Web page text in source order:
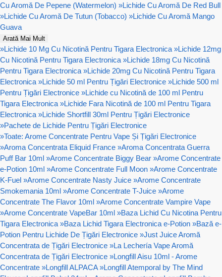
Cu Aromă De Pepene (Watermelon) »Lichide Cu Aromă De Red Bull
»Lichide Cu Aromă De Tutun (Tobacco) »Lichide Cu Aromă Mango
Guava
Arată Mai Mult
»Lichide 10 Mg Cu Nicotină Pentru Tigara Electronica »Lichide 12mg
Cu Nicotină Pentru Tigara Electronica »Lichide 18mg Cu Nicotină
Pentru Tigara Electronica »Lichide 20mg Cu Nicotină Pentru Tigara
Electronica »Lichide 50 ml Pentru Țigări Electronice »Lichide 500 ml
Pentru Țigări Electronice »Lichide cu Nicotină de 100 ml Pentru
Tigara Electronica »Lichide Fara Nicotină de 100 ml Pentru Tigara
Electronica »Lichide Shortfill 30ml Pentru Țigări Electronice
»Pachete de Lichide Pentru Țigări Electronice
»Toate: Arome Concentrate Pentru Vape Și Țigări Electronice
»Aroma Concentrata Eliquid France »Aroma Concentrata Guerra
Puff Bar 10ml »Arome Concentrate Biggy Bear »Arome Concentrate
e-Potion 10ml »Arome Concentrate Full Moon »Arome Concentrate
K-Fuel »Arome Concentrate Nasty Juice »Arome Concentrate
Smokemania 10ml »Arome Concentrate T-Juice »Arome
Concentrate The Flavor 10ml »Arome Concentrate Vampire Vape
»Arome Concentrate VapeBar 10ml »Baza Lichid Cu Nicotina Pentru
Tigara Electronica »Baza Lichid Tigara Electronica e-Potion »Bază e-
Potion Pentru Lichide De Țigări Electronice »Just Juice Aromă
Concentrata de Țigări Electronice »La Lechería Vape Aromă
Concentrata de Țigări Electronice »Longfill Aisu 10ml - Arome
Concentrate »Longfill ALPACA »Longfill Atemporal by The Mind